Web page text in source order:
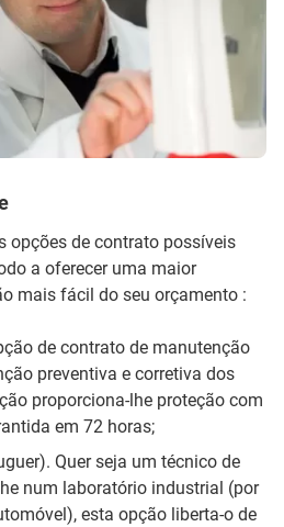
opções de contrato possíveis
a oferecer uma maior
mais fácil do seu orçamento :
de contrato de manutenção
preventiva e corretiva dos
proporciona-lhe proteção com
em 72 horas;
Quer seja um técnico de
num laboratório industrial (por
esta opção liberta-o de